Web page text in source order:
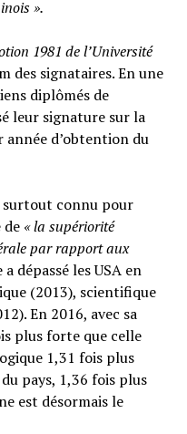
».
1981 de l’Université
des signataires. En une
diplômés de
leur signature sur la
d’obtention du
surtout connu pour
de « la supériorité
par rapport aux
dépassé les USA en
(2013), scientifique
En 2016, avec sa
plus forte que celle
1,31 fois plus
pays, 1,36 fois plus
est désormais le